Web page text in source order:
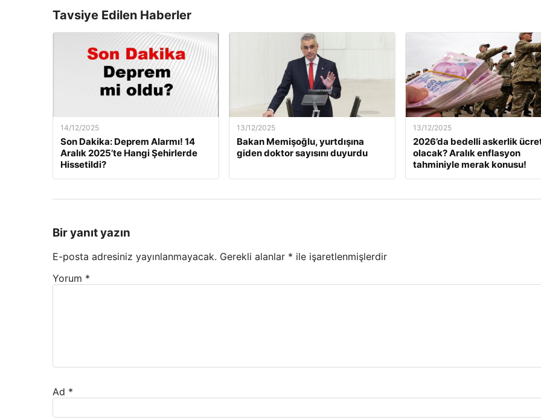
Tavsiye Edilen Haberler
14/12/2025
Son Dakika: Deprem Alarmı! 14
Aralık 2025’te Hangi Şehirlerde
Hissetildi?
13/12/2025
Bakan Memişoğlu, yurtdışına
giden doktor sayısını duyurdu
13/12/2025
2026’da bedelli askerlik
olacak? Aralık enflasyon
tahminiyle merak konusu!
Bir yanıt yazın
E-posta adresiniz yayınlanmayacak. Gerekli alanlar * ile işaretlenmişlerdir
Yorum *
Ad *